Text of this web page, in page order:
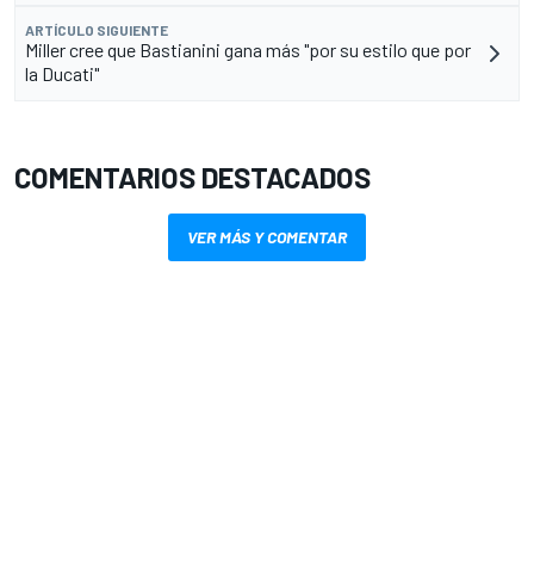
ARTÍCULO SIGUIENTE
Miller cree que Bastianini gana más "por su estilo que por
la Ducati"
COMENTARIOS DESTACADOS
VER MÁS Y COMENTAR